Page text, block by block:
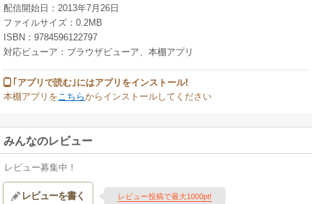
配信開始日：2013年7月26日
ファイルサイズ：0.2MB
ISBN：9784596122797
対応ビューア：ブラウザビューア、本棚アプリ
｢アプリで読む｣にはアプリをインストール!
本棚アプリをこちらからインストールしてください
みんなのレビュー
レビュー募集中！
レビューを書く レビュー投稿で最大1000pt!